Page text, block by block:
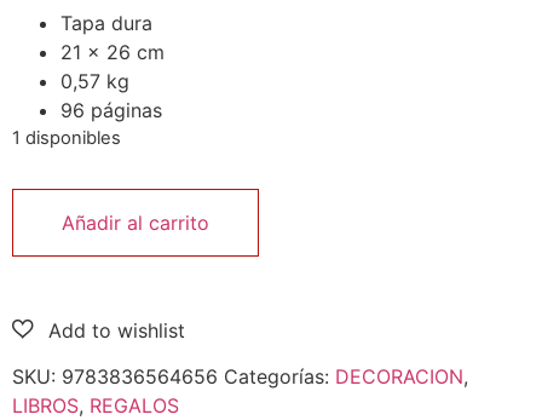
Tapa dura
21 x 26 cm
0,57 kg
96 páginas
1 disponibles
Añadir al carrito
SKU: 9783836564656 Categorías: DECORACION,
LIBROS, REGALOS